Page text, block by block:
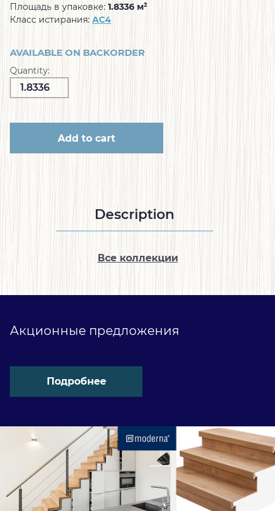
Площадь в упаковке: 1.8336 м²
Класс истирания: АС4
AVAILABLE ON BACKORDER
Quantity:
Add to cart
Description
Все коллекции
Акционные предложения
Подробнее